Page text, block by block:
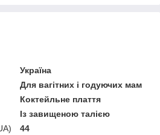
Україна
Для вагітних і годуючих мам
Коктейльне плаття
Із завищеною талією
44